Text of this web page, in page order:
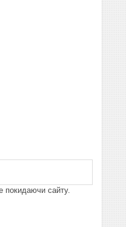
покидаючи сайту.